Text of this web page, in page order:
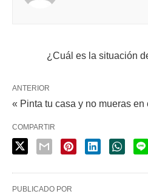
¿Cuál es la situación
ANTERIOR
« Pinta tu casa y no mueras en
COMPARTIR
PUBLICADO POR